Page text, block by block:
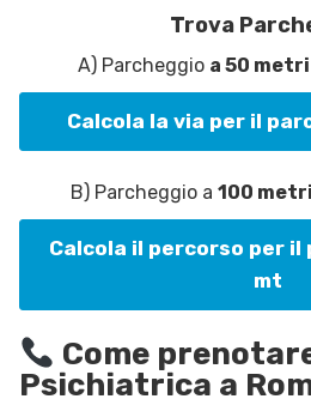
Trova
A) Parcheggio a 50 metri
Calcola la via per il
B) Parcheggio a 100
Calcola il percorso per il
mt
Come
Psichiatrica a